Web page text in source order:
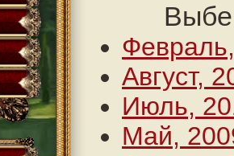
Август,
Июль,
Май,